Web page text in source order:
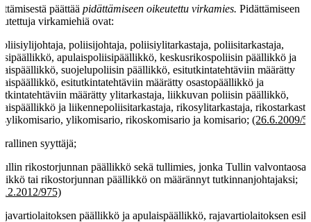
päättää pidättämiseen oikeutettu virkamies. Pidättämiseen
virkamiehiä ovat:
poliisijohtaja, poliisiylitarkastaja, poliisitarkastaja,
apulaispoliisipäällikkö, keskusrikospoliisin päällikkö ja
suojelupoliisin päällikkö, esitutkintatehtäviin määrätty
esitutkintatehtäviin määrätty osastopäällikkö ja
määrätty ylitarkastaja, liikkuvan poliisin päällikkö,
ja liikennepoliisitarkastaja, rikosylitarkastaja,
ylikomisario, rikoskomisario ja komisario; (26.6.2009/
syyttäjä;
rikostorjunnan päällikkö sekä tullimies, jonka Tullin
tai rikostorjunnan päällikkö on määrännyt tutkinnanjohtajaksi;
975)
päällikkö ja apulaispäällikkö, rajavartiolaitoksen